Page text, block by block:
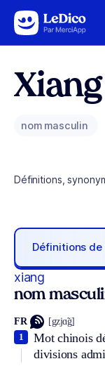
Aller au contenu
Xiang
nom masculin
Définitions,
Définitions de
xiang
nom
FR [gzjɑ̃g]
Mot chinois
divisions
1